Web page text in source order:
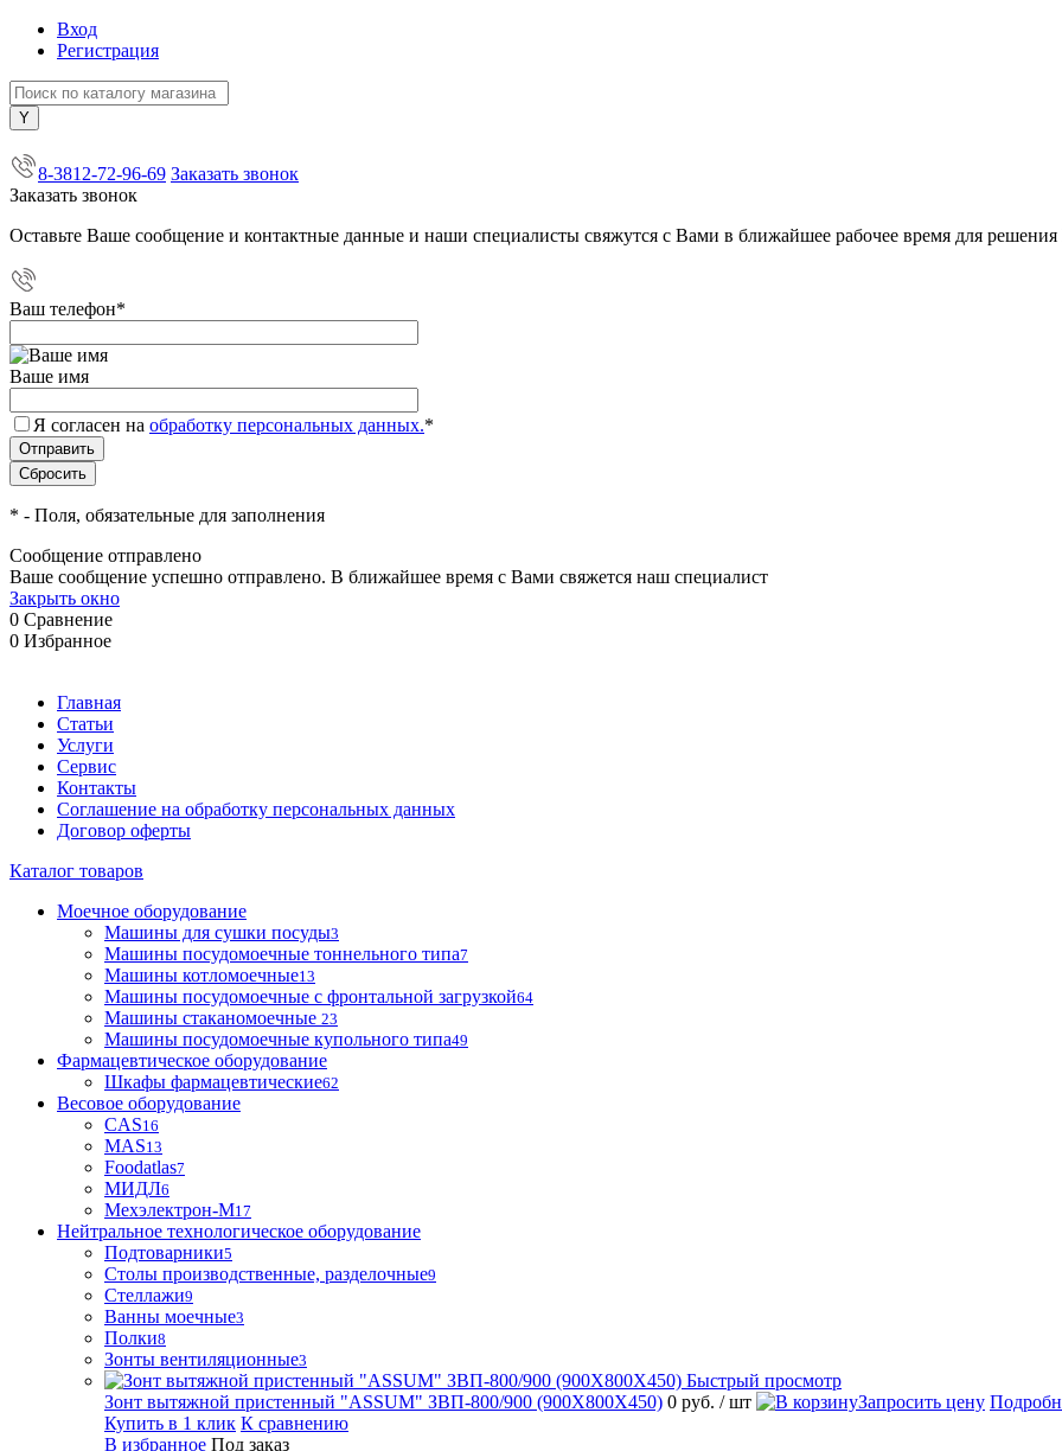
Вход
Регистрация
8-3812-72-96-69 Заказать звонок
Заказать звонок
Оставьте Ваше сообщение и контактные данные и наши специалисты свяжутся с Вами в ближайшее рабочее время для
Ваш телефон*
Ваше имя
Я согласен на обработку персональных данных.*
* - Поля, обязательные для заполнения
Сообщение отправлено
Ваше сообщение успешно отправлено. В ближайшее время с Вами свяжется наш специалист
Закрыть окно
0 Сравнение
0 Избранное
Главная
Статьи
Услуги
Сервис
Контакты
Соглашение на обработку персональных данных
Договор оферты
Каталог товаров
Моечное оборудование
Машины для сушки посуды3
Машины посудомоечные тоннельного типа7
Машины котломоечные13
Машины посудомоечные с фронтальной загрузкой64
Машины стаканомоечные 23
Машины посудомоечные купольного типа49
Фармацевтическое оборудование
Шкафы фармацевтические62
Весовое оборудование
CAS16
MAS13
Foodatlas7
МИДЛ6
Мехэлектрон-М17
Нейтральное технологическое оборудование
Подтоварники5
Столы производственные, разделочные9
Стеллажи9
Ванны моечные3
Полки8
Зонты вентиляционные3
Быстрый просмотр
Зонт вытяжной пристенный "ASSUM" ЗВП-800/900 (900Х800Х450) 0 руб. / шт Запросить цену
Купить в 1 клик К сравнению
В избранное Под заказ